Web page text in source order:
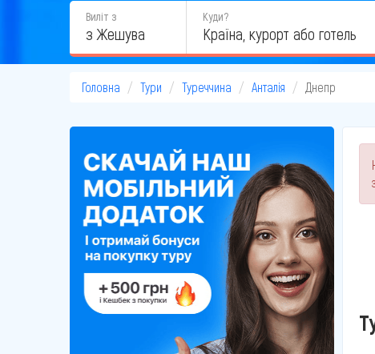
Виліт з
з Жешува
Куди?
Головна Тури Туреччина Анталія Днепр